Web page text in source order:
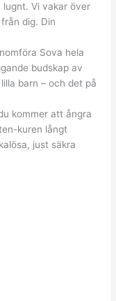
lugnt. Vi vakar över
dig. Din
Sova hela
budskap av
barn – och det på
kommer att ångra
kuren långt
just säkra